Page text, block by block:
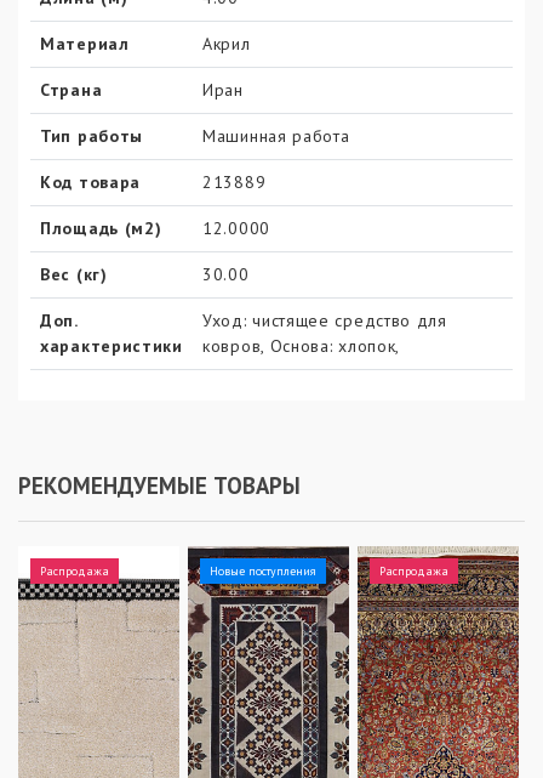
Материал Акрил
Страна Иран
Тип работы Машинная работа
Код товара 213889
Площадь (м2) 12.0000
Вес (кг) 30.00
Доп.
характеристики
Уход: чистящее средство для
ковров, Основа: хлопок,
РЕКОМЕНДУЕМЫЕ ТОВАРЫ
Распродажа Новые поступления Распродажа